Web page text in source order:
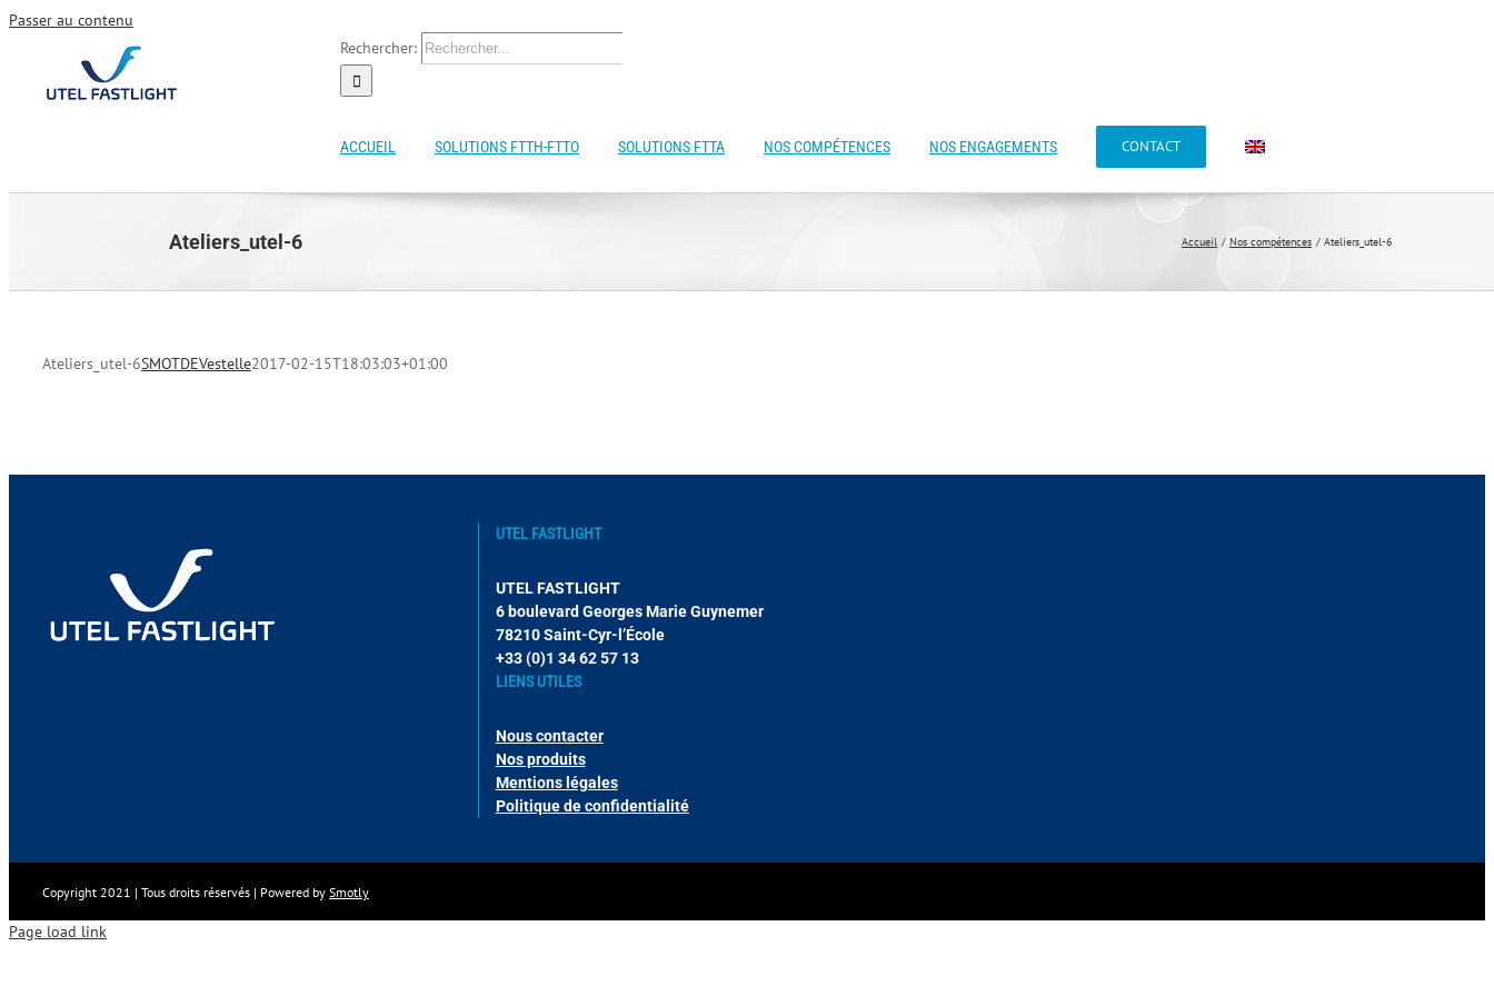
Passer au contenu
Rechercher:
ACCUEIL SOLUTIONS FTTH-FTTO SOLUTIONS FTTA NOS COMPÉTENCES NOS ENGAGEMENTS CONTACT
Ateliers_utel-6 Accueil Nos compétences Ateliers_utel-6
Ateliers_utel-6SMOTDEVestelle2017-02-15T18:03:03+01:00
UTEL FASTLIGHT
UTEL FASTLIGHT
6 boulevard Georges Marie Guynemer
78210 Saint-Cyr-l’École
+33 (0)1 34 62 57 13
LIENS UTILES
Nous contacter
Nos produits
Mentions légales
Politique de confidentialité
Copyright 2021 | Tous droits réservés | Powered by Smotly
Page load link